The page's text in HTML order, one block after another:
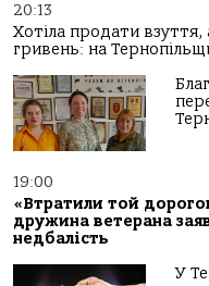
20:13
Хотіла продати взуття,
гривень: на
19:00
«Втратили той
дружина ветерана
недбалість
У